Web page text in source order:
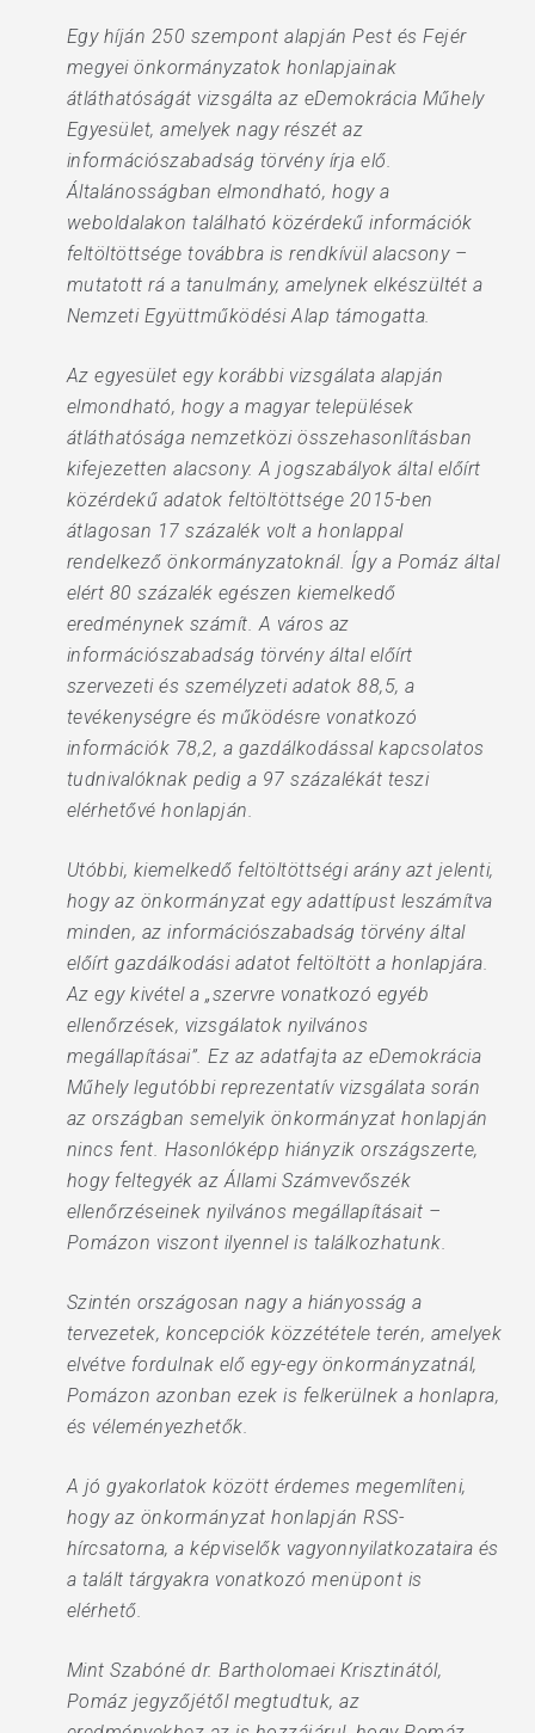
Egy híján 250 szempont alapján Pest és Fejér
megyei önkormányzatok honlapjainak
átláthatóságát vizsgálta az eDemokrácia Műhely
Egyesület, amelyek nagy részét az
információszabadság törvény írja elő.
Általánosságban elmondható, hogy a
weboldalakon található közérdekű információk
feltöltöttsége továbbra is rendkívül alacsony –
mutatott rá a tanulmány, amelynek elkészültét a
Nemzeti Együttműködési Alap támogatta.
Az egyesület egy korábbi vizsgálata alapján
elmondható, hogy a magyar települések
átláthatósága nemzetközi összehasonlításban
kifejezetten alacsony. A jogszabályok által előírt
közérdekű adatok feltöltöttsége 2015-ben
átlagosan 17 százalék volt a honlappal
rendelkező önkormányzatoknál. Így a Pomáz által
elért 80 százalék egészen kiemelkedő
eredménynek számít. A város az
információszabadság törvény által előírt
szervezeti és személyzeti adatok 88,5, a
tevékenységre és működésre vonatkozó
információk 78,2, a gazdálkodással kapcsolatos
tudnivalóknak pedig a 97 százalékát teszi
elérhetővé honlapján.
Utóbbi, kiemelkedő feltöltöttségi arány azt jelenti,
hogy az önkormányzat egy adattípust leszámítva
minden, az információszabadság törvény által
előírt gazdálkodási adatot feltöltött a honlapjára.
Az egy kivétel a „szervre vonatkozó egyéb
ellenőrzések, vizsgálatok nyilvános
megállapításai”. Ez az adatfajta az eDemokrácia
Műhely legutóbbi reprezentatív vizsgálata során
az országban semelyik önkormányzat honlapján
nincs fent. Hasonlóképp hiányzik országszerte,
hogy feltegyék az Állami Számvevőszék
ellenőrzéseinek nyilvános megállapításait –
Pomázon viszont ilyennel is találkozhatunk.
Szintén országosan nagy a hiányosság a
tervezetek, koncepciók közzététele terén, amelyek
elvétve fordulnak elő egy-egy önkormányzatnál,
Pomázon azonban ezek is felkerülnek a honlapra,
és véleményezhetők.
A jó gyakorlatok között érdemes megemlíteni,
hogy az önkormányzat honlapján RSS-
hírcsatorna, a képviselők vagyonnyilatkozataira és
a talált tárgyakra vonatkozó menüpont is
elérhető.
Mint Szabóné dr. Bartholomaei Krisztinától,
Pomáz jegyzőjétől megtudtuk, az